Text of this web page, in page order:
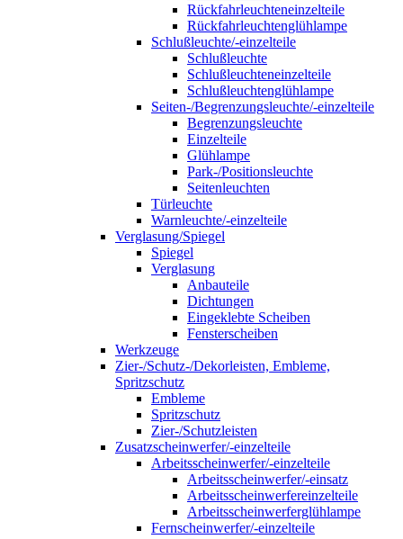
Rückfahrleuchteneinzelteile
Rückfahrleuchtenglühlampe
Schlußleuchte/-einzelteile
Schlußleuchte
Schlußleuchteneinzelteile
Schlußleuchtenglühlampe
Seiten-/Begrenzungsleuchte/-einzelteile
Begrenzungsleuchte
Einzelteile
Glühlampe
Park-/Positionsleuchte
Seitenleuchten
Türleuchte
Warnleuchte/-einzelteile
Verglasung/Spiegel
Spiegel
Verglasung
Anbauteile
Dichtungen
Eingeklebte Scheiben
Fensterscheiben
Werkzeuge
Zier-/Schutz-/Dekorleisten, Embleme,
Spritzschutz
Embleme
Spritzschutz
Zier-/Schutzleisten
Zusatzscheinwerfer/-einzelteile
Arbeitsscheinwerfer/-einzelteile
Arbeitsscheinwerfer/-einsatz
Arbeitsscheinwerfereinzelteile
Arbeitsscheinwerferglühlampe
Fernscheinwerfer/-einzelteile